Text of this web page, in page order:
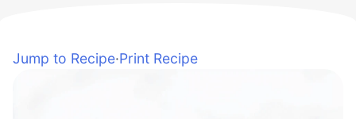
Jump to Recipe·Print Recipe